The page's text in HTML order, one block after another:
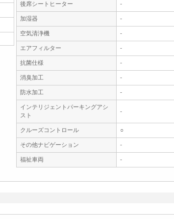
後席シートヒーター -
加湿器 -
空気清浄機 -
エアフィルター -
抗菌仕様 -
消臭加工 -
防水加工 -
インテリジェントパーキングアシ
スト
-
クルーズコントロール ○
その他ナビゲーション -
福祉車両
-